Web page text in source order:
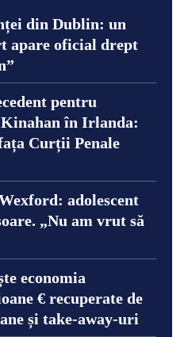
din Dublin: un
apare oficial drept
pentru
în Irlanda:
Curții Penale
adolescent
„Nu am vrut să
economia
€ recuperate de
și take-away-uri